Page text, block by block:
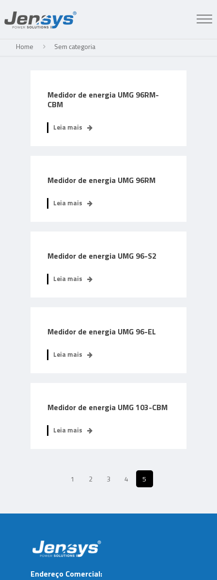
Home Sem categoria
Medidor de energia UMG 96RM-
CBM
Leia mais
Medidor de energia UMG 96RM
Leia mais
Medidor de energia UMG 96-S2
Leia mais
Medidor de energia UMG 96-EL
Leia mais
Medidor de energia UMG 103-CBM
Leia mais
1 2 3 4 5
Endereço Comercial: